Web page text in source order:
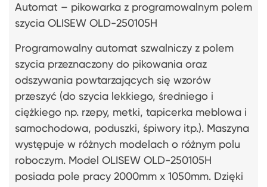
Automat – pikowarka z programowalnym polem
szycia OLISEW OLD-250105H
Programowalny automat szwalniczy z polem
szycia przeznaczony do pikowania oraz
odszywania powtarzających się wzorów
przeszyć (do szycia lekkiego, średniego i
ciężkiego np. rzepy, metki, tapicerka meblowa i
samochodowa, poduszki, śpiwory itp.). Maszyna
występuje w różnych modelach o różnym polu
roboczym. Model OLISEW OLD-250105H
posiada pole pracy 2000mm x 1050mm. Dzięki